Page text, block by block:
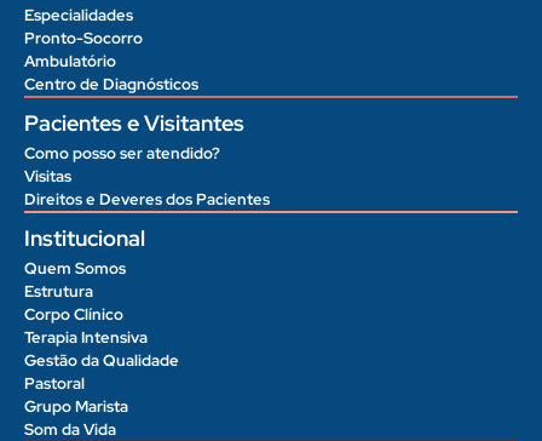
Especialidades
Pronto-Socorro
Ambulatório
Centro de Diagnósticos
Pacientes e Visitantes
Como posso ser atendido?
Visitas
Direitos e Deveres dos Pacientes
Institucional
Quem Somos
Estrutura
Corpo Clínico
Terapia Intensiva
Gestão da Qualidade
Pastoral
Grupo Marista
Som da Vida